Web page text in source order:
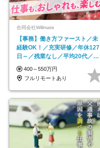
合同会社Willmate
【事務】働き方ファースト／未
経験OK！／充実研修／年休127
日～／残業なし／平均20代／リ
モートOK
400～550万円
フルリモートあり